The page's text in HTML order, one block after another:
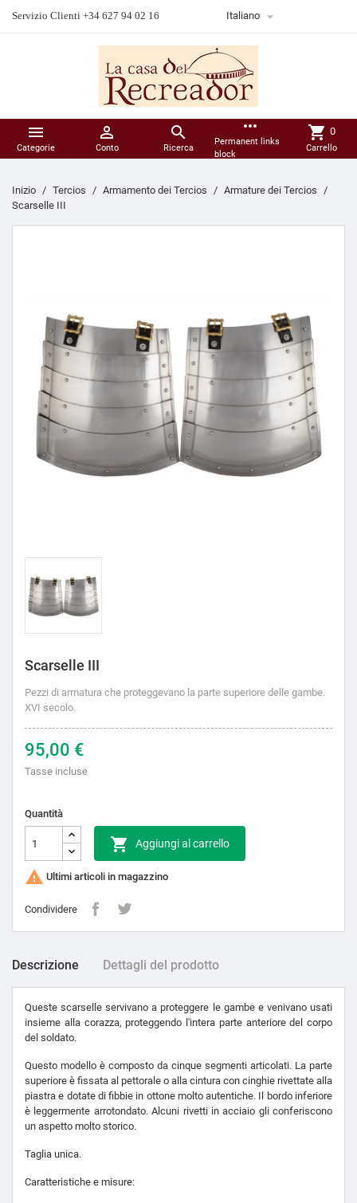
Servizio Clienti +34 627 94 02 16 Italiano 

Categorie

Conto

Ricerca
more_horiz
Permanent links
block
shopping_cart 0
Carrello
Inizio Tercios Armamento dei Tercios
Armature dei Tercios
Scarselle III
Scarselle III
Pezzi di armatura che proteggevano la parte superiore delle gambe.
XVI secolo.
95,00 €
Tasse incluse
Quantità
 Aggiungi al carrello
 Ultimi articoli in magazzino
Condividere
Descrizione Dettagli del prodotto
Queste scarselle servivano a proteggere le gambe e venivano usati
insieme alla corazza, proteggendo l'intera parte anteriore del corpo
del soldato.
Questo modello è composto da cinque segmenti articolati. La parte
superiore è fissata al pettorale o alla cintura con cinghie rivettate alla
piastra e dotate di fibbie in ottone molto autentiche. Il bordo inferiore
è leggermente arrotondato. Alcuni rivetti in acciaio gli conferiscono
un aspetto molto storico.
Taglia unica.
Caratteristiche e misure: